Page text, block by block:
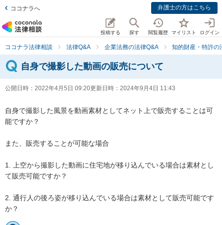
ココナラへ 弁護士の方はこちら
投稿する 探す 閲覧履歴 マイリスト ログイン
ココナラ法律相談 法律Q&A 企業法務の法律Q&A 知的財産・特許の
自身で撮影した動画の販売について
公開日時： 2022年4月5日 09:20更新日時： 2024年9月4日 11:43
自身で撮影した風景を動画素材としてネット上で販売することは可
能ですか？
また、販売することが可能な場合
1. 上空から撮影した動画に住宅地が移り込んでいる場合は素材とし
て販売可能ですか？
2. 通行人の後ろ姿が移り込んでいる場合は素材として販売可能です
か？